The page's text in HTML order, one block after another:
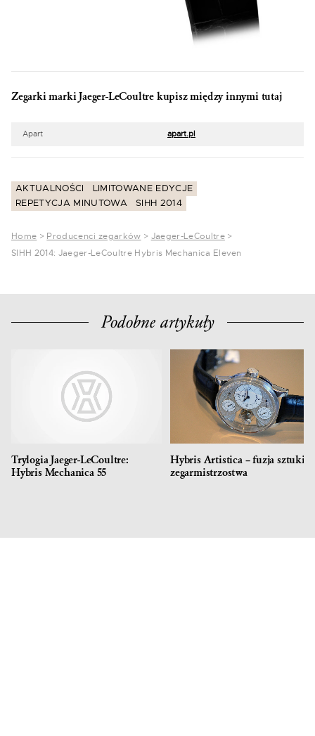
Zegarki marki Jaeger-LeCoultre kupisz między innymi tutaj
Apart apart.pl
AKTUALNOŚCI
LIMITOWANE EDYCJE
REPETYCJA MINUTOWA
SIHH 2014
Home > Producenci zegarków > Jaeger-LeCoultre>
SIHH 2014: Jaeger-LeCoultre Hybris Mechanica Eleven
Podobne artykuły
Trylogia Jaeger-LeCoultre:
Hybris Mechanica 55
Hybris Artistica – fuzja sztuki i
zegarmistrzostwa